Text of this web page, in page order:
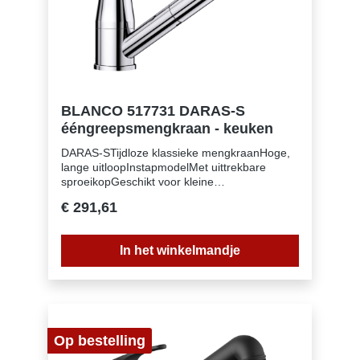
BLANCO 517731 DARAS-S
ééngreepsmengkraan - keuken
DARAS-STijdloze klassieke mengkraanHoge,
lange uitloopInstapmodelMet uittrekbare
sproeikopGeschikt voor kleine
draaibaarKraangat van Ø 35 mm
lang en met 3⁄8'' moer voor eenvoudige
montageMet kunststof omwikkelde
sproeislangMet terugslagklep en aldus
Certificaat
€ 291,61
In het winkelmandje
Op bestelling